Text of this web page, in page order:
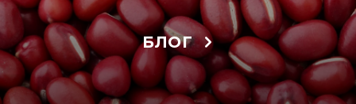
БЛОГ